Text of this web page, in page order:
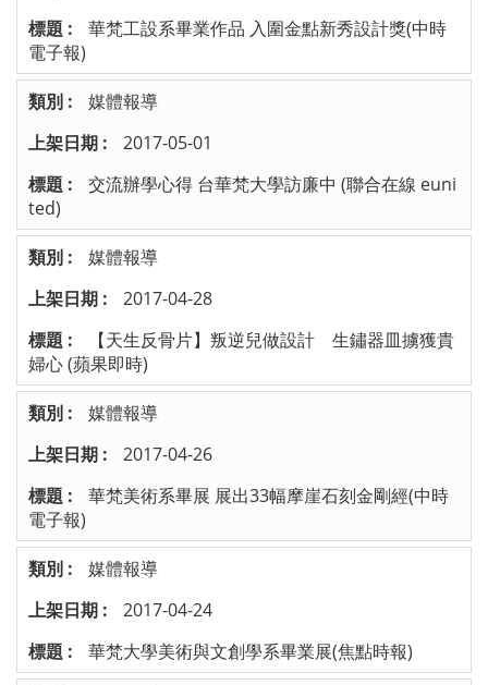
華梵工設系畢業作品 入圍金點新秀設計獎(中時
電子報)
媒體報導
2017-05-01
交流辦學心得 台華梵大學訪廉中 (聯合在線 euni
ted)
媒體報導
2017-04-28
【天生反骨片】叛逆兒做設計 生鏽器皿擄獲貴
婦心 (蘋果即時)
媒體報導
2017-04-26
華梵美術系畢展 展出33幅摩崖石刻金剛經(中時
電子報)
媒體報導
2017-04-24
華梵大學美術與文創學系畢業展(焦點時報)